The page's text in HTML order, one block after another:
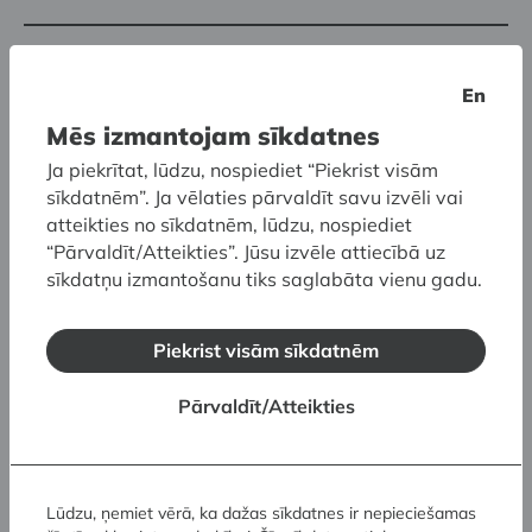
Vidusskolas vecuma skolēni (10.–12. klase)
Norises valoda
Latviešu
(Norise svešvalodā jāsaskaņo ar muzeja darbinieku)
Norises ilgums
En
Mēs izmantojam sīkdatnes
Ja piekrītat, lūdzu, nospiediet “Piekrist visām
sīkdatnēm”. Ja vēlaties pārvaldīt savu izvēli vai
atteikties no sīkdatnēm, lūdzu, nospiediet
“Pārvaldīt/Atteikties”. Jūsu izvēle attiecībā uz
sīkdatņu izmantošanu tiks saglabāta vienu gadu.
Piekrist visām sīkdatnēm
Pārvaldīt/Atteikties
Lūdzu, ņemiet vērā, ka dažas sīkdatnes ir nepieciešamas